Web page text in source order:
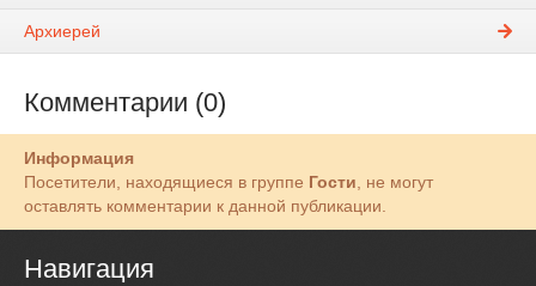
Архиерей
Комментарии (0)
Информация
Посетители, находящиеся в группе Гости , не могут
оставлять комментарии к данной публикации.
Навигация